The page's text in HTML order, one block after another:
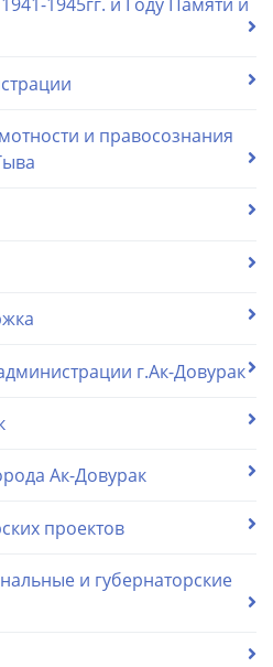
и правосознания
г.Ак-Довурак
Ак-Довурак
проектов
и губернаторские